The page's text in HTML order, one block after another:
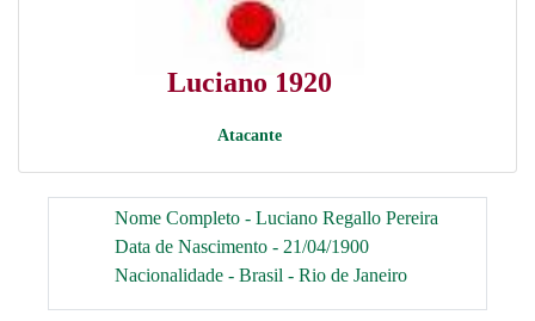
Luciano 1920
Atacante
Nome Completo - Luciano Regallo Pereira
Data de Nascimento - 21/04/1900
Nacionalidade - Brasil - Rio de Janeiro